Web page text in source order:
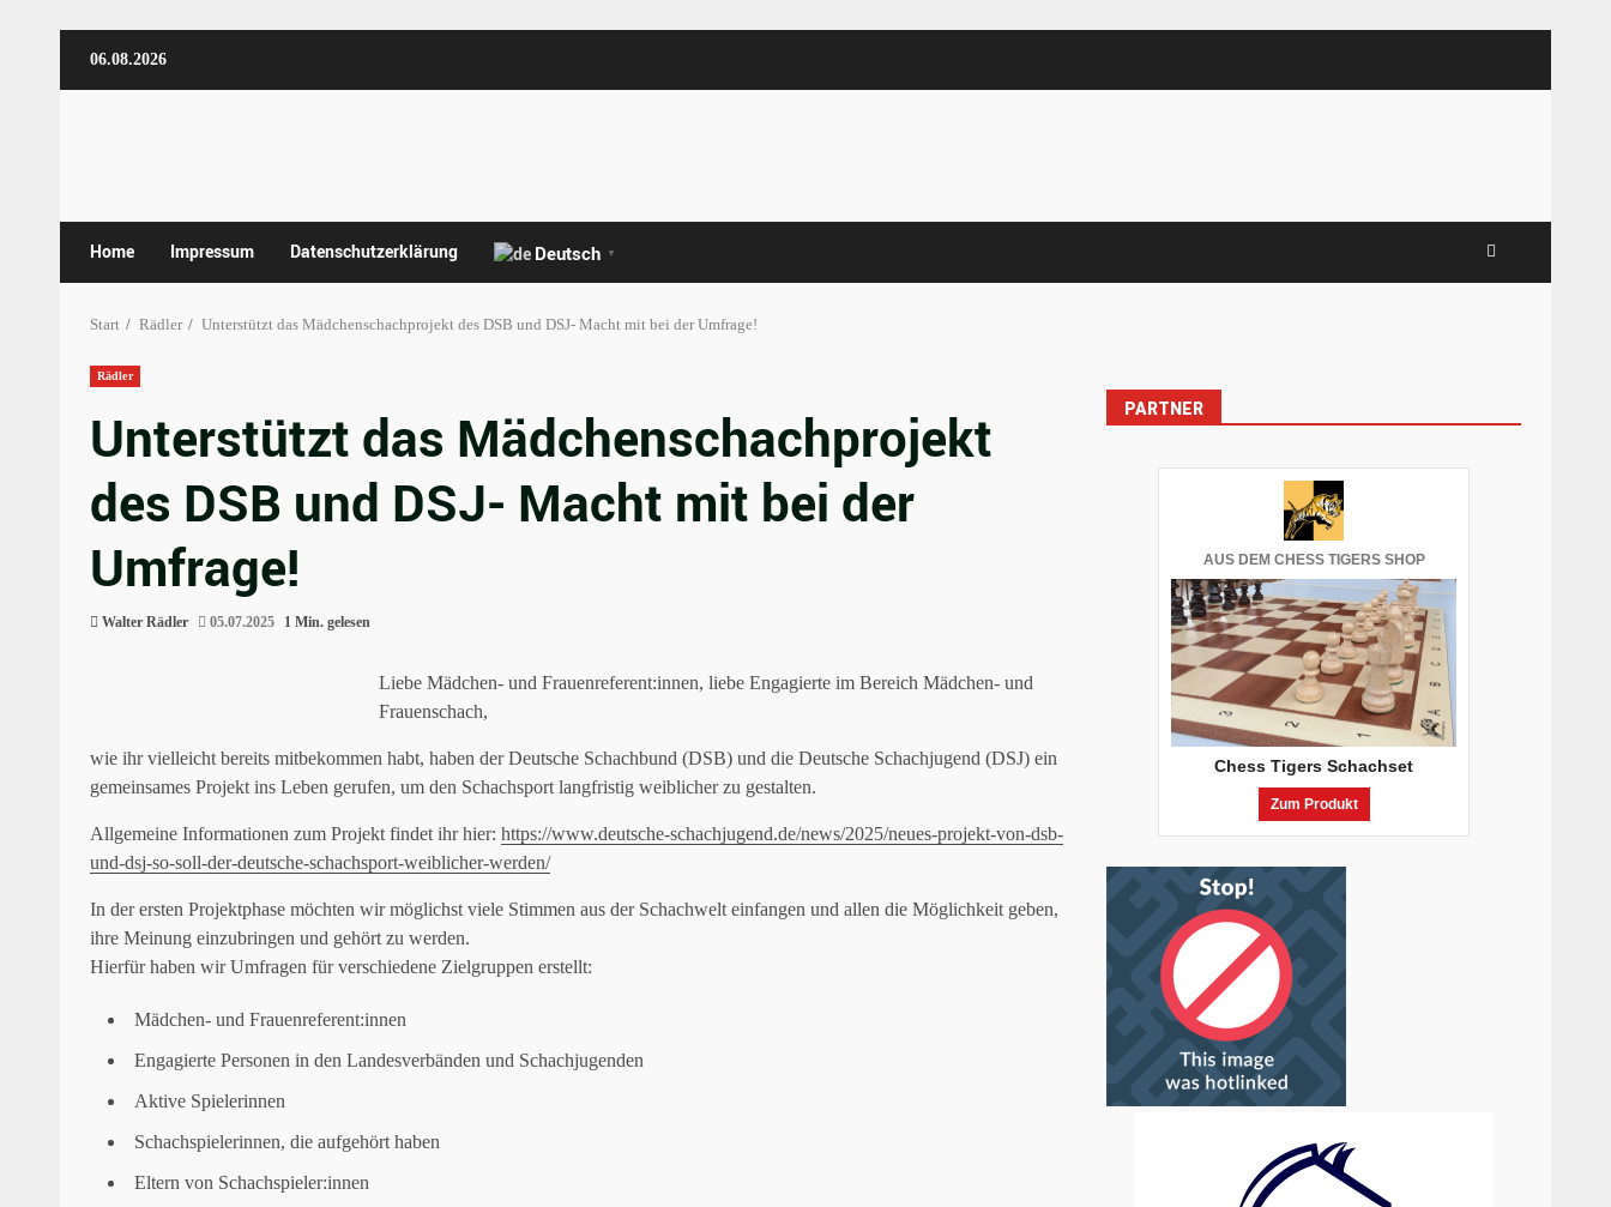
Inhalt
06.08.2026
Home Impressum Datenschutzerklärung Deutsch ▼
Start Rädler Unterstützt das Mädchenschachprojekt des DSB und DSJ- Macht mit bei der Umfrage!
Rädler
Unterstützt das Mädchenschachprojekt
des DSB und DSJ- Macht mit bei der
Umfrage!
Walter Rädler 05.07.2025 1 Min. gelesen
Liebe Mädchen- und Frauenreferent:innen, liebe Engagierte im Bereich Mädchen- und
Frauenschach,
wie ihr vielleicht bereits mitbekommen habt, haben der Deutsche Schachbund (DSB) und die Deutsche Schachjugend (DSJ) ein
gemeinsames Projekt ins Leben gerufen, um den Schachsport langfristig weiblicher zu gestalten.
Allgemeine Informationen zum Projekt findet ihr hier: https://www.deutsche-schachjugend.de/news/2025/neues-projekt-von-dsb-
und-dsj-so-soll-der-deutsche-schachsport-weiblicher-werden/
In der ersten Projektphase möchten wir möglichst viele Stimmen aus der Schachwelt einfangen und allen die Möglichkeit geben,
ihre Meinung einzubringen und gehört zu werden.
Hierfür haben wir Umfragen für verschiedene Zielgruppen erstellt:
Mädchen- und Frauenreferent:innen
Engagierte Personen in den Landesverbänden und Schachjugenden
Aktive Spielerinnen
Schachspielerinnen, die aufgehört haben
Eltern von Schachspieler:innen
PARTNER
AUS DEM CHESS TIGERS SHOP
Chess Tigers Schachset
Zum Produkt